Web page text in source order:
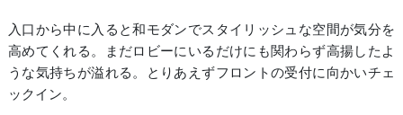
入口から中に入ると和モダンでスタイリッシュな空間が気分を
高めてくれる。まだロビーにいるだけにも関わらず高揚したよ
うな気持ちが溢れる。とりあえずフロントの受付に向かいチェ
ックイン。